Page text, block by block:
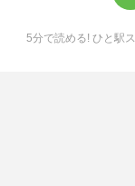
5分で読める! ひと駅